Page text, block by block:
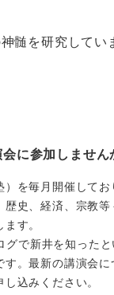
髄を研究してい
に参加しません
を毎月開催してお
歴史、経済、宗教
す。
で新井を知った
す。最新の講演会
込みください。